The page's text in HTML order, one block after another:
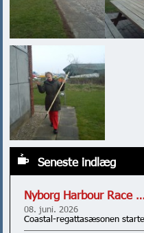
Seneste indlæg
Nyborg Harbour Race
08. juni. 2026
Coastal-regattasæsonen